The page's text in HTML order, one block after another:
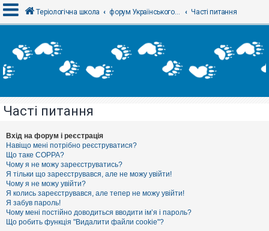
х
і
Р
є
с
т
р
а
ц
і
я
Т
Теріологічна школа форум Українського теріологічного товариства Часті питання
Часті питання
Вхід на форум і реєстрація
Навіщо мені потрібно реєструватися?
Що таке COPPA?
Чому я не можу зареєструватись?
Я тільки що зареєструвався, але не можу увійти!
Чому я не можу увійти?
Я колись зареєструвався, але тепер не можу увійти!
Я забув пароль!
Чому мені постійно доводиться вводити ім’я і пароль?
Що робить функція "Видалити файли cookie"?